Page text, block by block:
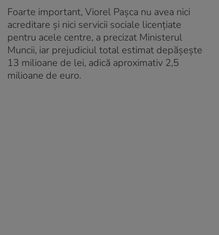
Foarte important, Viorel Pașca nu avea nici
acreditare și nici servicii sociale licențiate
pentru acele centre, a precizat Ministerul
Muncii, iar prejudiciul total estimat depășește
13 milioane de lei, adică aproximativ 2,5
milioane de euro.